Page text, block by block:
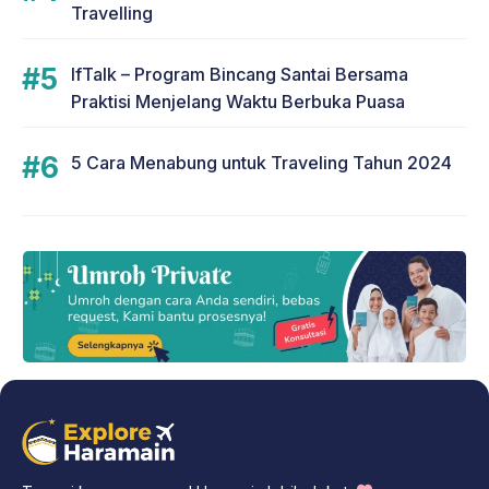
Travelling
IfTalk – Program Bincang Santai Bersama
Praktisi Menjelang Waktu Berbuka Puasa
5 Cara Menabung untuk Traveling Tahun 2024